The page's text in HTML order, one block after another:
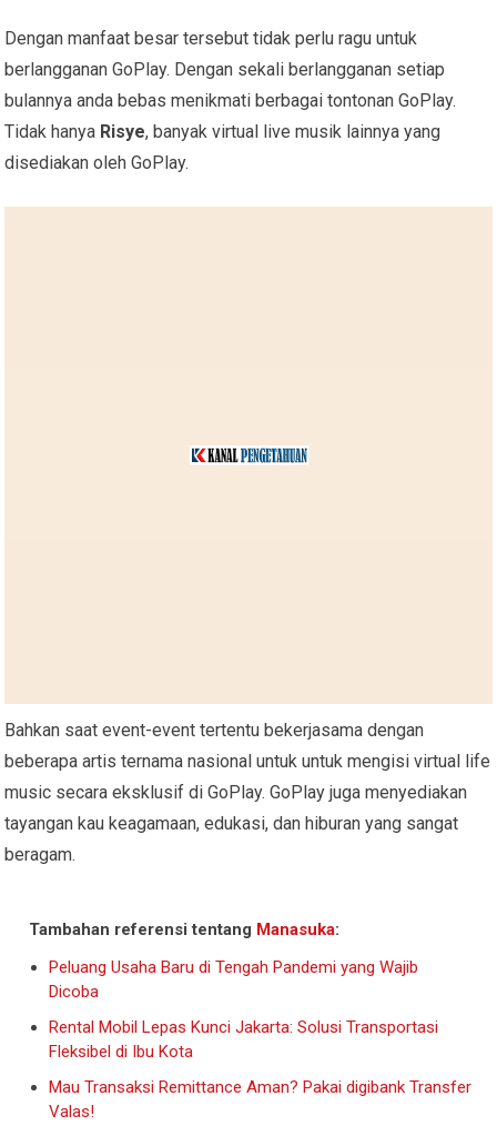
Dengan manfaat besar tersebut tidak perlu ragu untuk
berlangganan GoPlay. Dengan sekali berlangganan setiap
bulannya anda bebas menikmati berbagai tontonan GoPlay.
Tidak hanya Risye, banyak virtual live musik lainnya yang
disediakan oleh GoPlay.
Bahkan saat event-event tertentu bekerjasama dengan
beberapa artis ternama nasional untuk untuk mengisi virtual life
music secara eksklusif di GoPlay. GoPlay juga menyediakan
tayangan kau keagamaan, edukasi, dan hiburan yang sangat
beragam.
Tambahan referensi tentang Manasuka:
Peluang Usaha Baru di Tengah Pandemi yang Wajib
Dicoba
Rental Mobil Lepas Kunci Jakarta: Solusi Transportasi
Fleksibel di Ibu Kota
Mau Transaksi Remittance Aman? Pakai digibank Transfer
Valas!